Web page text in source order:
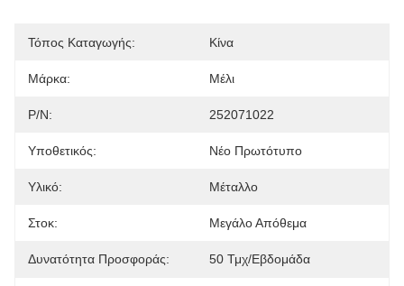
Τόπος Καταγωγής: Κίνα
Μάρκα: Μέλι
P/N: 252071022
Υποθετικός: Νέο Πρωτότυπο
Υλικό: Μέταλλο
Στοκ: Μεγάλο Απόθεμα
Δυνατότητα Προσφοράς: 50 Τμχ/εβδομάδα